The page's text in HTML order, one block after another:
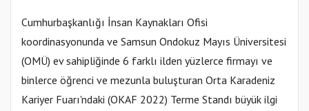
Cumhurbaşkanlığı İnsan Kaynakları Ofisi
koordinasyonunda ve Samsun Ondokuz Mayıs Üniversitesi
(OMÜ) ev sahipliğinde 6 farklı ilden yüzlerce firmayı ve
binlerce öğrenci ve mezunla buluşturan Orta Karadeniz
Kariyer Fuarı'ndaki (OKAF 2022) Terme Standı büyük ilgi